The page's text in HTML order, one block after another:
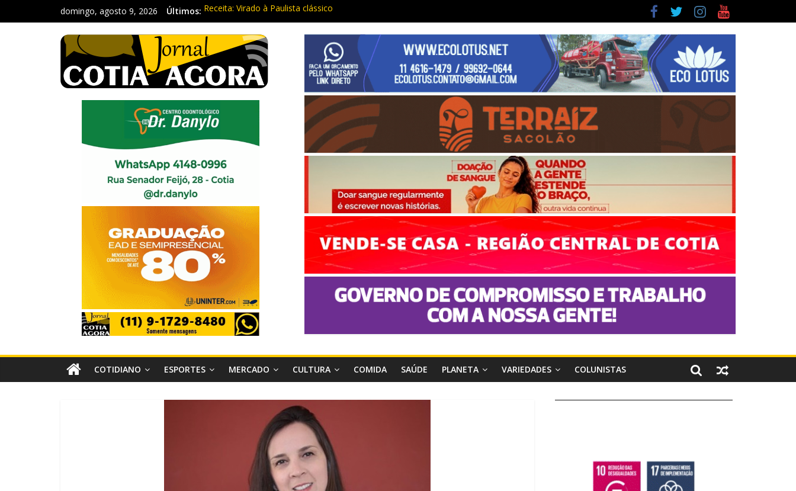
domingo, agosto 9, 2026 Últimos: Receita: Virado à Paulista clássico
Ladrão de farmácia e procurado por maus-tratos são presos em Vargem Grande Paulista
Cine Sustentável traz cinema ao ar livre e educação ambiental para Vargem Grande
WhatsApp vai parar de funcionar em vários celulares antigos em setembro
Equipe Guardiã Maria da Penha prende três em flagrante em São Roque
COTIDIANO ESPORTES MERCADO CULTURA COMIDA SAÚDE PLANETA VARIEDADES COLUNISTAS